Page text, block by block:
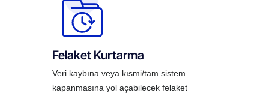
Felaket Kurtarma
Veri kaybına veya kısmi/tam sistem
kapanmasına yol açabilecek felaket